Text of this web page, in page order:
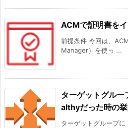
ACMで証明書を
前提条件 今回は、
Manager）を使っ ...
ターゲットグル
althyだった時の
ターゲットグループ